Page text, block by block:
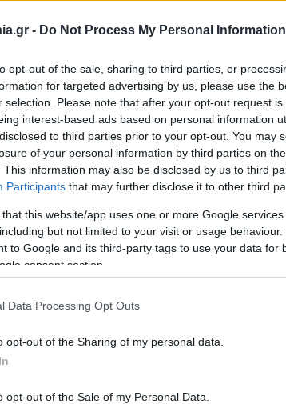
- Do Not Process My Personal Information
opt-out of the sale, sharing to third parties, or
for targeted advertising by us, please use the
selection. Please note that after your opt-out request
interest-based ads based on personal information
to third parties prior to your opt-out. You may
of your personal information by third parties on
This information may also be disclosed by us to third
Participants that may further disclose it to other third
that this website/app uses one or more Google
but not limited to your visit or usage
to Google and its third-party tags to use your data for
consent section.
Data Processing Opt Outs
opt-out of the Sharing of my personal data.
opt-out of the Sale of my Personal Data.